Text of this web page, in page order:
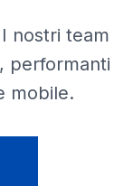
nostri team
performanti
mobile.